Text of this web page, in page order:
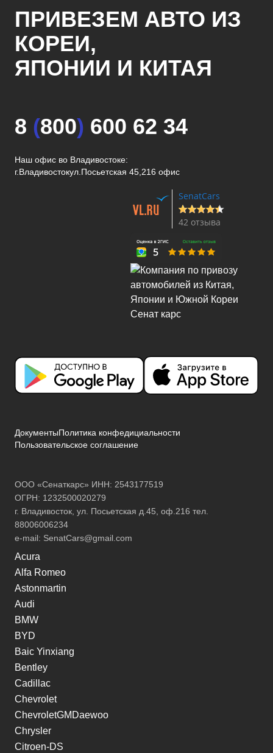
ПРИВЕЗЕМ АВТО ИЗ
КОРЕИ,
ЯПОНИИ И КИТАЯ
8 (800) 600 62 34
Наш офис во Владивостоке:
г.Владивостокул.Посьетская 45,216 офис
SenatCars
42 отзыва
ДокументыПолитика конфедициальности
Пользовательское соглашение
ООО «Сенаткарс» ИНН: 2543177519
ОГРН: 1232500020279
г. Владивосток, ул. Посьетская д.45, оф.216 тел.
88006006234
e-mail: SenatCars@gmail.com
Acura
Alfa Romeo
Astonmartin
Audi
BMW
BYD
Baic Yinxiang
Bentley
Cadillac
Chevrolet
ChevroletGMDaewoo
Chrysler
Citroen-DS